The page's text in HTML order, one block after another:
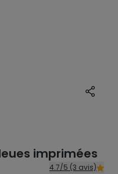
imprimées
4.7/5 (3 avis)